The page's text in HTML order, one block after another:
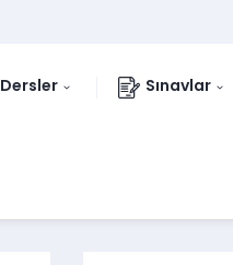
Dersler Sınavlar